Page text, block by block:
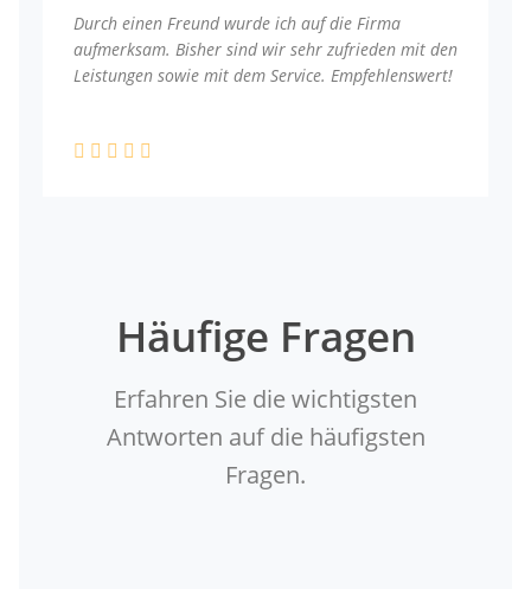
Durch einen Freund wurde ich auf die Firma
aufmerksam. Bisher sind wir sehr zufrieden mit den
Leistungen sowie mit dem Service. Empfehlenswert!
Häufige Fragen
Erfahren Sie die wichtigsten
Antworten auf die häufigsten
Fragen.